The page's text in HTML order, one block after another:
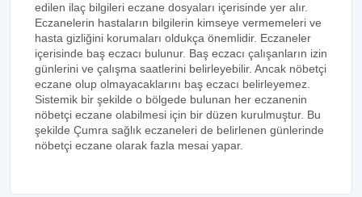
edilen ilaç bilgileri eczane dosyaları içerisinde yer alır.
Eczanelerin hastaların bilgilerin kimseye vermemeleri ve
hasta gizliğini korumaları oldukça önemlidir. Eczaneler
içerisinde baş eczacı bulunur. Baş eczacı çalışanların izin
günlerini ve çalışma saatlerini belirleyebilir. Ancak nöbetçi
eczane olup olmayacaklarını baş eczacı belirleyemez.
Sistemik bir şekilde o bölgede bulunan her eczanenin
nöbetçi eczane olabilmesi için bir düzen kurulmuştur. Bu
şekilde Çumra sağlık eczaneleri de belirlenen günlerinde
nöbetçi eczane olarak fazla mesai yapar.